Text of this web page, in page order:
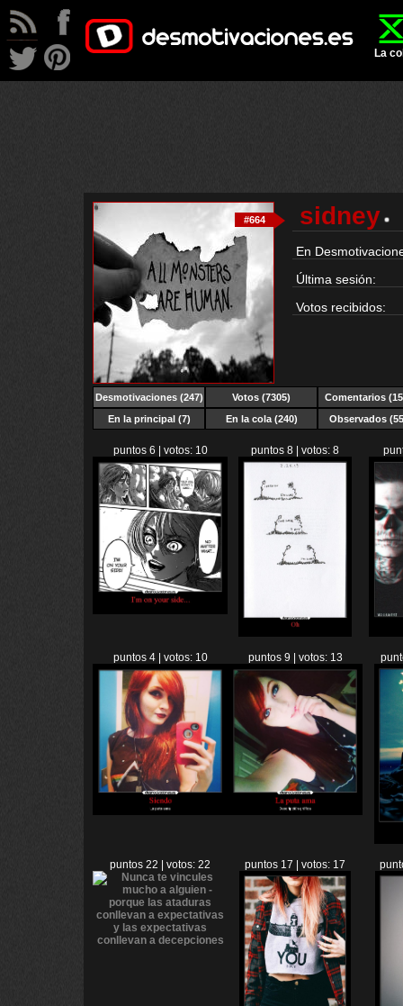
La
#664 sidney
En
Última sesión:
Votos recibidos:
Desmotivaciones(247) Votos (7305)
Comentarios
En la principal (7)
En la cola (240) Observados
puntos 6 | votos: 10 puntos 8 | votos: 8
puntos 4 | votos: 10 puntos 9 | votos: 13
puntos 22 | votos: 22 puntos 17 | votos: 17